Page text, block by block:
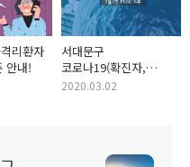
리환자
안내!
서대문구
코로나19(확진자,
자가격리) 현황
2020.03.02